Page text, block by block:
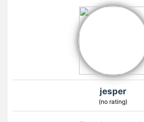
jesper
(no rating)